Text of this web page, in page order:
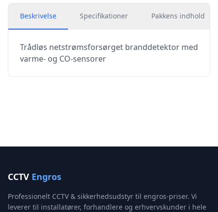
Beskrivelse Specifikationer Pakkens indhold
Trådløs netstrømsforsørget branddetektor med
varme- og CO-sensorer
CCTV Engros
Professionelt CCTV & sikkerhedsudstyr til engros-priser. Vi
leverer til installatører, forhandlere og erhvervskunder i hele